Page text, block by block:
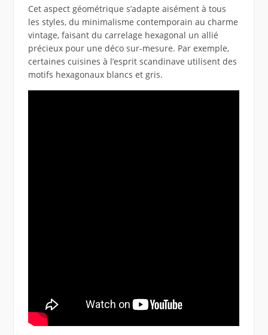
Cet aspect géométrique s’adapte aisément à tous
les styles, du minimalisme contemporain au charme
vintage, faisant du carrelage hexagonal un allié
précieux pour une déco sur-mesure. Par exemple,
certaines cuisines à l’esprit scandinave utilisent des
motifs hexagonaux blancs et gris.